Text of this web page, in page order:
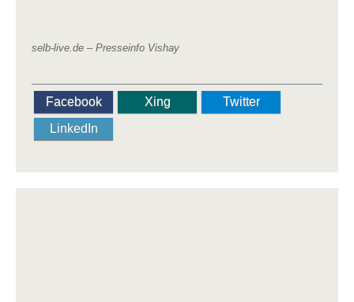
selb-live.de – Presseinfo Vishay
Facebook Xing
Twitter
LinkedIn